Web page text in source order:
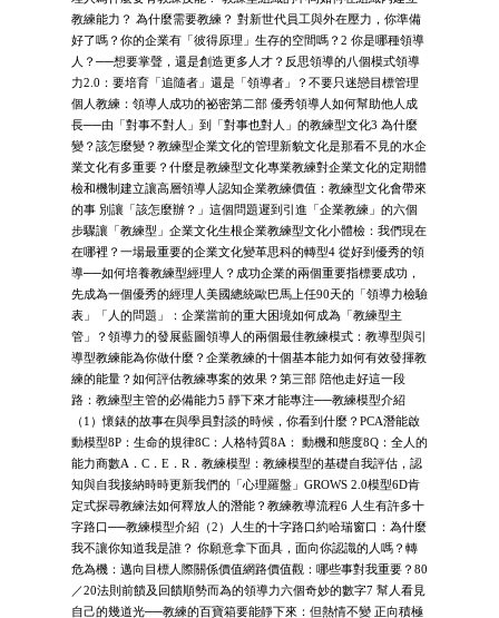
教練能力？ 為什麼需要教練？ 對新世代員工與外在壓力，你準備
好了嗎？你的企業有「彼得原理」生存的空間嗎？2 你是哪種領導
人？──想要掌聲，還是創造更多人才？反思領導的八個模式領導
力2.0：要培育「追隨者」還是「領導者」？不要只迷戀目標管理
個人教練：領導人成功的祕密第二部 優秀領導人如何幫助他人成
長──由「對事不對人」到「對事也對人」的教練型文化3 為什麼
變？該怎麼變？教練型企業文化的管理新貌文化是那看不見的水企
業文化有多重要？什麼是教練型文化專業教練對企業文化的定期體
檢和機制建立讓高層領導人認知企業教練價值：教練型文化會帶來
的事 別讓「該怎麼辦？」這個問題遲到引進「企業教練」的六個
步驟讓「教練型」企業文化生根企業教練型文化小體檢：我們現在
在哪裡？一場最重要的企業文化變革思科的轉型4 從好到優秀的領
導──如何培養教練型經理人？成功企業的兩個重要指標要成功，
先成為一個優秀的經理人美國總統歐巴馬上任90天的「領導力檢驗
表」「人的問題」：企業當前的重大困境如何成為「教練型主
管」？領導力的發展藍圖領導人的兩個最佳教練模式：教導型與引
導型教練能為你做什麼？企業教練的十個基本能力如何有效發揮教
練的能量？如何評估教練專案的效果？第三部 陪他走好這一段
路：教練型主管的必備能力5 靜下來才能專注──教練模型介紹
（1）懷錶的故事在與學員對談的時候，你看到什麼？PCA潛能啟
動模型8P：生命的規律8C：人格特質8A： 動機和態度8Q：全人的
能力商數A．C．E．R．教練模型：教練模型的基礎自我評估，認
知與自我接納時時更新我們的「心理羅盤」GROWS 2.0模型6D肯
定式探尋教練法如何釋放人的潛能？教練教導流程6 人生有許多十
字路口──教練模型介紹（2）人生的十字路口約哈瑞窗口：為什麼
我不讓你知道我是誰？ 你願意拿下面具，面向你認識的人嗎？轉
危為機：邁向目標人際關係價值網路價值觀：哪些事對我重要？80
／20法則前饋及回饋順勢而為的領導力六個奇妙的數字7 幫人看見
自己的幾道光──教練的百寶箱要能靜下來：但熱情不變 正向積極